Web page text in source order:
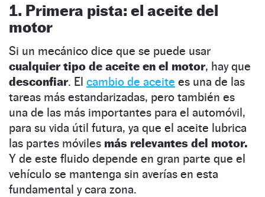
1. Primera pista: el aceite del
motor
Si un mecánico dice que se puede usar
cualquier tipo de aceite en el motor, hay que
desconfiar. El cambio de aceite es una de las
tareas más estandarizadas, pero también es
una de las más importantes para el automóvil,
para su vida útil futura, ya que el aceite lubrica
las partes móviles más relevantes del motor.
Y de este fluido depende en gran parte que el
vehículo se mantenga sin averías en esta
fundamental y cara zona.